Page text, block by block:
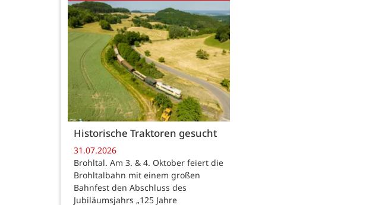
Historische Traktoren gesucht
31.07.2026
Brohltal. Am 3. & 4. Oktober feiert die
Brohltalbahn mit einem großen
Bahnfest den Abschluss des
Jubiläumsjahrs „125 Jahre